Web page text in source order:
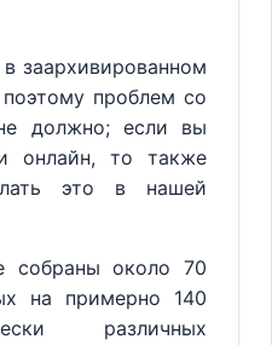
заархивированном
проблем со
должно; если вы
онлайн, то также
это в нашей
собраны около 70
на примерно 140
различных